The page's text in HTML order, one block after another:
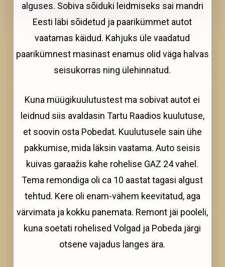
alguses. Sobiva sõiduki leidmiseks sai mandri
Eesti läbi sõidetud ja paarikümmet autot
vaatamas käidud. Kahjuks üle vaadatud
paarikümnest masinast enamus olid väga halvas
seisukorras ning ülehinnatud.
Kuna müügikuulutustest ma sobivat autot ei
leidnud siis avaldasin Tartu Raadios kuulutuse,
et soovin osta Pobedat. Kuulutusele sain ühe
pakkumise, mida läksin vaatama. Auto seisis
kuivas garaažis kahe rohelise GAZ 24 vahel.
Tema remondiga oli ca 10 aastat tagasi algust
tehtud. Kere oli enam-vähem keevitatud, aga
värvimata ja kokku panemata. Remont jäi pooleli,
kuna soetati rohelised Volgad ja Pobeda järgi
otsene vajadus langes ära.